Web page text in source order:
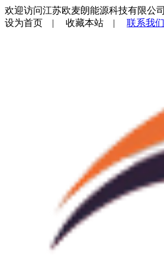
欢迎访问江苏欧麦朗能源科技有限公司
设为首页 | 收藏本站 | 联系我们